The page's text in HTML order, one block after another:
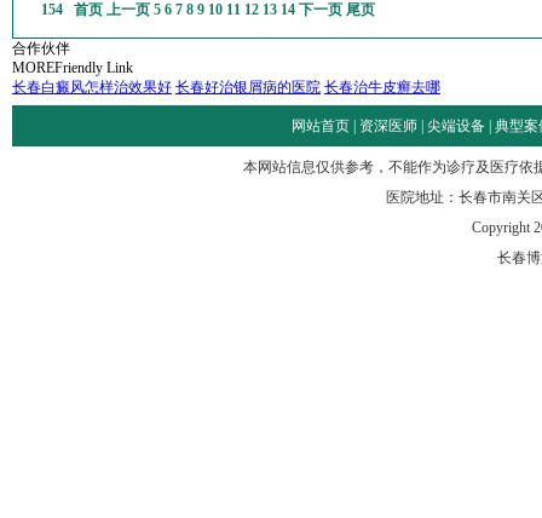
154 首页 上一页 5 6 7 8 9 10 11 12 13 14 下一页 尾页
合作伙伴
MOREFriendly Link
长春白癜风怎样治效果好 长春好治银屑病的医院 长春治牛皮癣去哪
网站首页 资深医师 尖端设备 典型案
本网站信息仅供参考，不能作为诊疗及医疗
医院地址：长春市南关
Copyright
长春